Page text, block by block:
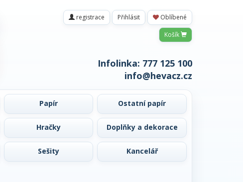
registrace Přihlásit Oblíbené
Košík
Infolinka: 777 125 100
info@hevacz.cz
Papír Ostatní papír
Hračky Doplňky a dekorace
Sešity Kancelář